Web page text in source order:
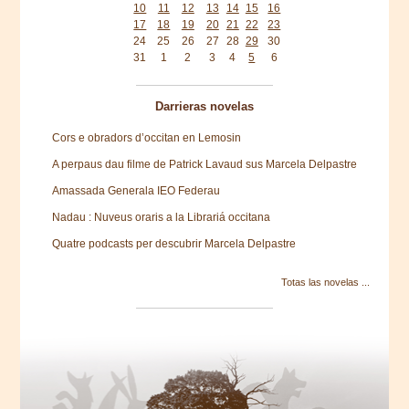
10
11 12 13 14 15
16
17
18 19 20 21 22
23
24
25 26 27 28 29
30
31
1 2 3 4 5 6
Darrieras novelas
Cors e obradors d’occitan en Lemosin
A perpaus dau filme de Patrick Lavaud sus Marcela Delpastre
Amassada Generala IEO Federau
Nadau : Nuveus oraris a la Librariá occitana
Quatre podcasts per descubrir Marcela Delpastre
Totas las novelas ...